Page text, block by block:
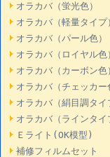
オラカバ（蛍光色）
オラカバ（軽量タイプ
オラカバ（パール色）
オラカバ（ロイヤル色
オラカバ（カーボン色
オラカバ（チェッカー
オラカバ（絹目調タイ
オラカバ（ラインタイ
Ｅライト(OK模型)
補修フィルムセット